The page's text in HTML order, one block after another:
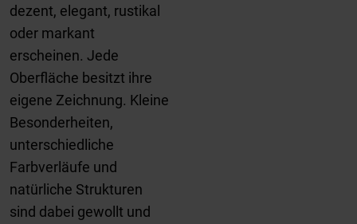
dezent, elegant, rustikal
oder markant
erscheinen. Jede
Oberfläche besitzt ihre
eigene Zeichnung. Kleine
Besonderheiten,
unterschiedliche
Farbverläufe und
natürliche Strukturen
sind dabei gewollt und